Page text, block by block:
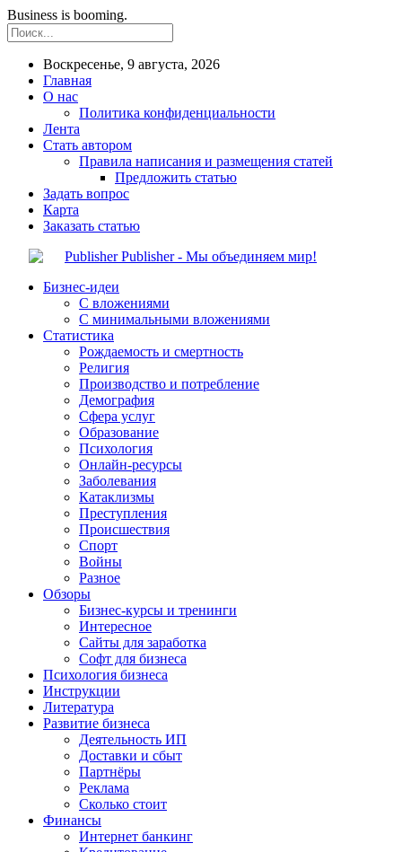
Business is booming.
Воскресенье, 9 августа, 2026
Главная
О нас
Политика конфиденциальности
Лента
Стать автором
Правила написания и размещения статей
Предложить статью
Задать вопрос
Карта
Заказать статью
Publisher - Мы объединяем мир!
Бизнес-идеи
С вложениями
С минимальными вложениями
Статистика
Рождаемость и смертность
Религия
Производство и потребление
Демография
Сфера услуг
Образование
Психология
Онлайн-ресурсы
Заболевания
Катаклизмы
Преступления
Происшествия
Спорт
Войны
Разное
Обзоры
Бизнес-курсы и тренинги
Интересное
Сайты для заработка
Софт для бизнеса
Психология бизнеса
Инструкции
Литература
Развитие бизнеса
Деятельность ИП
Доставки и сбыт
Партнёры
Реклама
Сколько стоит
Финансы
Интернет банкинг